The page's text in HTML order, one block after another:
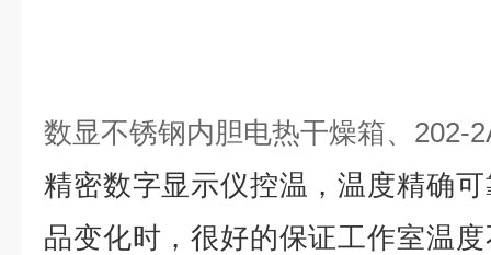
数显不锈钢内胆电热干燥箱、202-
精密数字显示仪控温，温度精确
品变化时，很好的保证工作室温